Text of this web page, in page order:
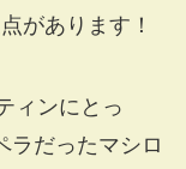
があります！
ィンにとっ
ラだったマシロ